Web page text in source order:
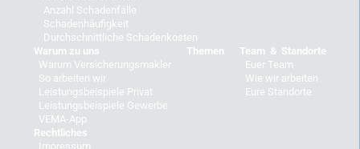
Anzahl Schadenfälle
Schadenhäufigkeit
Durchschnittliche Schadenkosten
Warum zu uns
Warum Versicherungsmakler
So arbeiten wir
Leistungsbeispiele Privat
Leistungsbeispiele Gewerbe
VEMA-App
Themen
Team & Standorte
Euer Team
Wie wir arbeiten
Eure Standorte
Rechtliches
Impressum